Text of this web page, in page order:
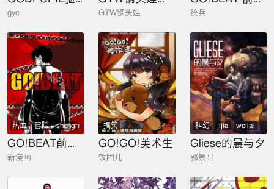
gyc GTW钢头娃 统兵
热血 冒险 shenghuo
GO!BEAT前进之拳
新漫画
搞笑
GO!GO!美术生
饭团儿
科幻 jijia
weilai
冒险
keji
Gliese的晨与夕
郭景阳